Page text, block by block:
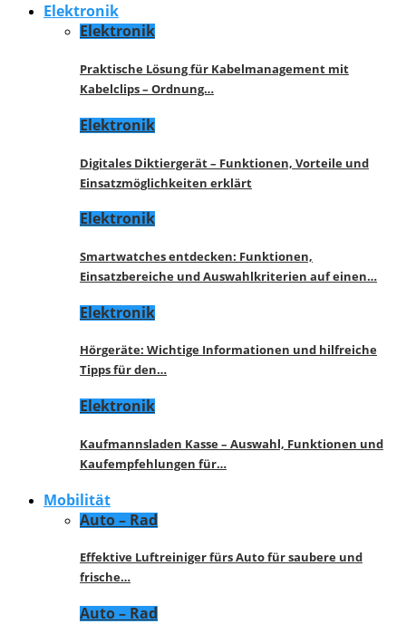
Elektronik
Elektronik
Praktische Lösung für Kabelmanagement mit
Kabelclips – Ordnung…
Elektronik
Digitales Diktiergerät – Funktionen, Vorteile und
Einsatzmöglichkeiten erklärt
Elektronik
Smartwatches entdecken: Funktionen,
Einsatzbereiche und Auswahlkriterien auf einen…
Elektronik
Hörgeräte: Wichtige Informationen und hilfreiche
Tipps für den…
Elektronik
Kaufmannsladen Kasse – Auswahl, Funktionen und
Kaufempfehlungen für…
Mobilität
Auto – Rad
Effektive Luftreiniger fürs Auto für saubere und
frische…
Auto – Rad